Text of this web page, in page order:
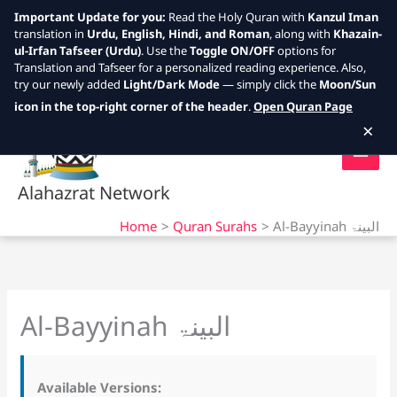
Skip
Alahazrat Network
Home Quran Surahs Al-Bayyinah البینۃ
Al-Bayyinah البینۃ
Available Versions:
Important Update for you: Read the Holy Quran with Kanzul Iman
translation in Urdu, English, Hindi, and Roman, along with Khazain-
ul-Irfan Tafseer (Urdu). Use theToggle ON/OFFoptions for
Translation and Tafseer for a personalized reading experience. Also,
try our newly added Light/Dark Mode— simply click the Moon/Sun
icon in the top-right corner of the header.Open Quran Page
×